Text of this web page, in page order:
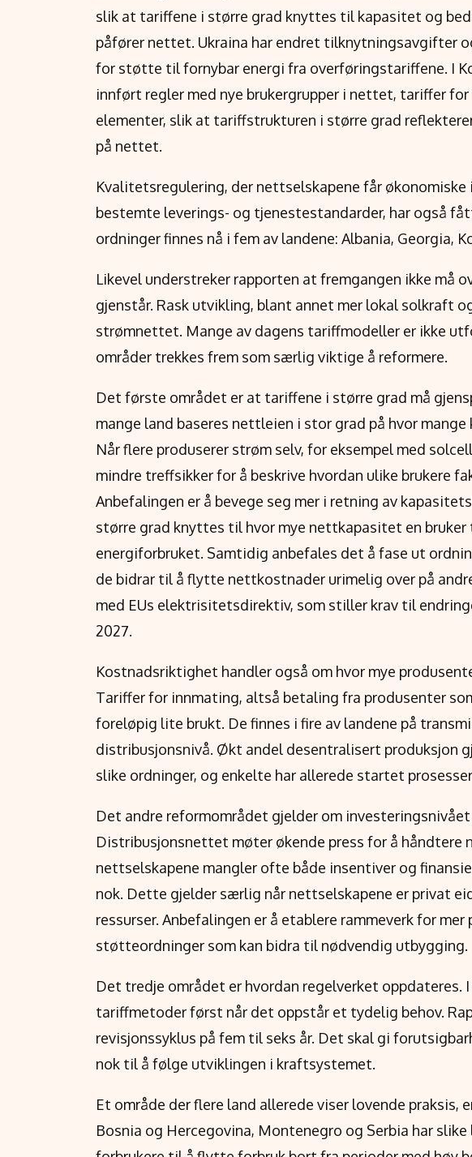
slik at tariffene i større grad knyttes til kapasitet og
påfører nettet. Ukraina har endret tilknytningsavgifter
for støtte til fornybar energi fra overføringstariffene. I
innført regler med nye brukergrupper i nettet, tariffer
elementer, slik at tariffstrukturen i større grad
på nettet.
Kvalitetsregulering, der nettselskapene får
bestemte leverings- og tjenestestandarder, har også
ordninger finnes nå i fem av landene: Albania, Georgia,
Likevel understreker rapporten at fremgangen ikke må
gjenstår. Rask utvikling, blant annet mer lokal solkraft
strømnettet. Mange av dagens tariffmodeller er ikke
områder trekkes frem som særlig viktige å reformere.
Det første området er at tariffene i større grad må
mange land baseres nettleien i stor grad på hvor
Når flere produserer strøm selv, for eksempel med
mindre treffsikker for å beskrive hvordan ulike brukere
Anbefalingen er å bevege seg mer i retning av
større grad knyttes til hvor mye nettkapasitet en bruker
energiforbruket. Samtidig anbefales det å fase ut
de bidrar til å flytte nettkostnader urimelig over på
med EUs elektrisitetsdirektiv, som stiller krav til
2027.
Kostnadsriktighet handler også om hvor mye
Tariffer for innmating, altså betaling fra produsenter
foreløpig lite brukt. De finnes i fire av landene på
distribusjonsnivå. Økt andel desentralisert produksjon
slike ordninger, og enkelte har allerede startet
Det andre reformområdet gjelder om
Distribusjonsnettet møter økende press for å håndtere
nettselskapene mangler ofte både insentiver og
nok. Dette gjelder særlig når nettselskapene er privat
ressurser. Anbefalingen er å etablere rammeverk for
støtteordninger som kan bidra til nødvendig utbygging.
Det tredje området er hvordan regelverket oppdateres.
tariffmetoder først når det oppstår et tydelig behov.
revisjonssyklus på fem til seks år. Det skal gi
nok til å følge utviklingen i kraftsystemet.
Et område der flere land allerede viser lovende
Bosnia og Hercegovina, Montenegro og Serbia har